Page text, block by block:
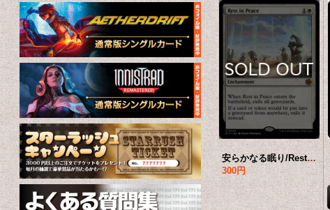
安らかなる眠り/Rest in Peace 【英語版】 [BIG-白MR]
300円